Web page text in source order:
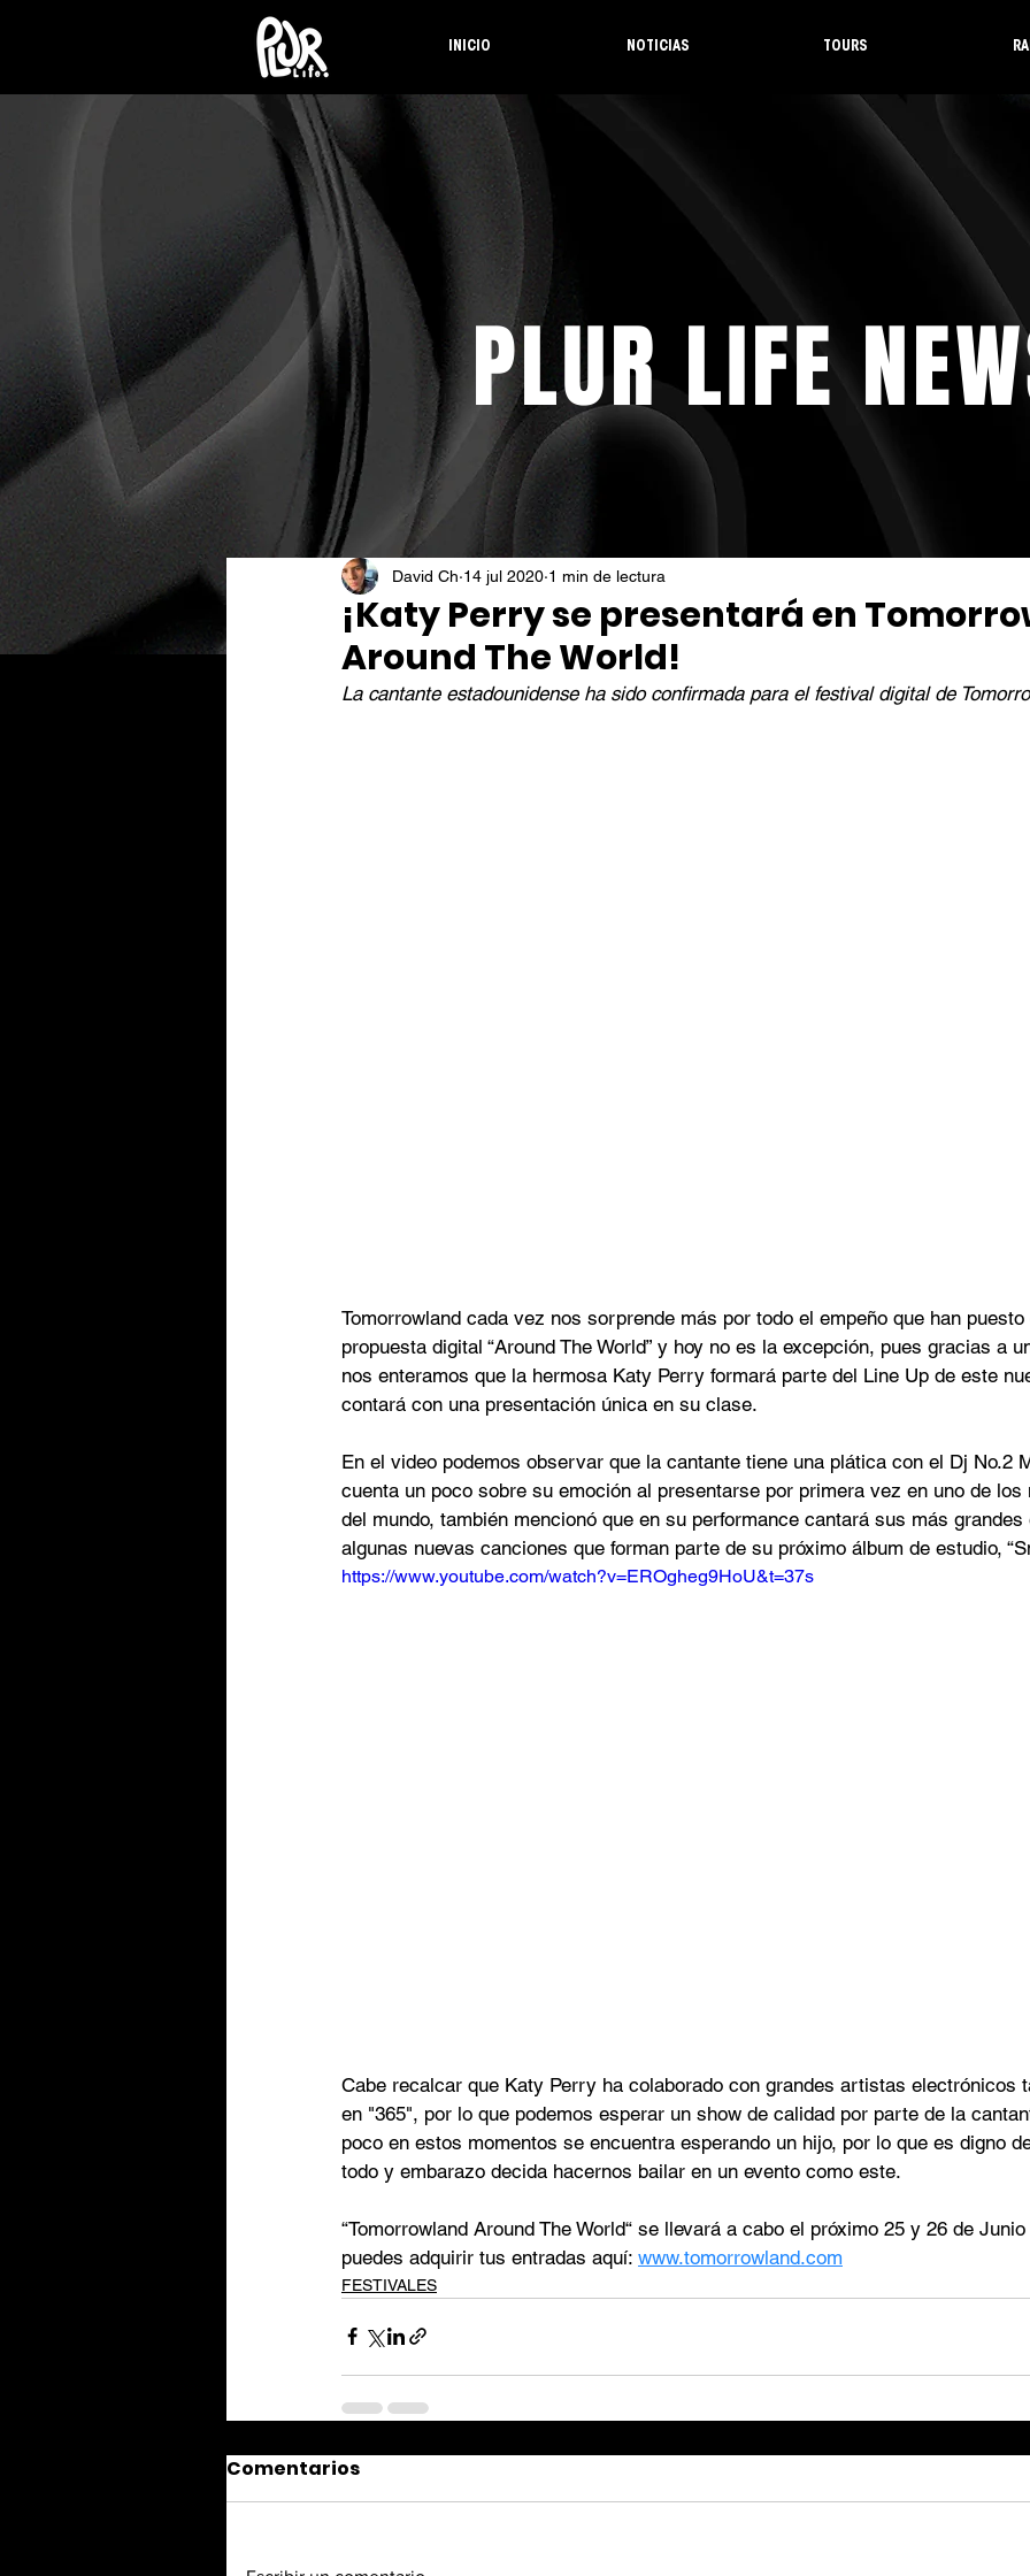
INICIO NOTICIAS TOURS
PLUR LIFE
¡Katy Perry se presentará en
Around The World!
David Ch 14 jul 2020 1 min de lectura
La cantante estadounidense ha sido confirmada para el festival digital de
Tomorrowland cada vez nos sorprende más por todo el empeño que han puesto
propuesta digital “Around The World” y hoy no es la excepción, pues gracias a
nos enteramos que la hermosa Katy Perry formará parte del Line Up de este
contará con una presentación única en su clase.
En el video podemos observar que la cantante tiene una plática con el Dj No.2
cuenta un poco sobre su emoción al presentarse por primera vez en uno de los
del mundo, también mencionó que en su performance cantará sus más
algunas nuevas canciones que forman parte de su próximo álbum de estudio,
https://www.youtube.com/watch?v=EROgheg9HoU&t=37s
Cabe recalcar que Katy Perry ha colaborado con grandes artistas electrónicos
en "365", por lo que podemos esperar un show de calidad por parte de la
poco en estos momentos se encuentra esperando un hijo, por lo que es digno
todo y embarazo decida hacernos bailar en un evento como este.
“Tomorrowland Around The World“ se llevará a cabo el próximo 25 y 26 de
puedes adquirir tus entradas aquí: www.tomorrowland.com
FESTIVALES
Comentarios